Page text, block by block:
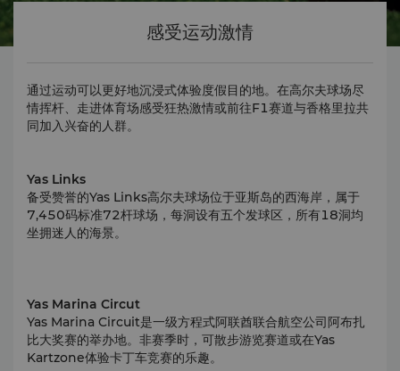
感受运动激情
通过运动可以更好地沉浸式体验度假目的地。在高尔夫球场尽
情挥杆、走进体育场感受狂热激情或前往F1赛道与香格里拉共
同加入兴奋的人群。
Yas Links
备受赞誉的Yas Links高尔夫球场位于亚斯岛的西海岸，属于
7,450码标准72杆球场，每洞设有五个发球区，所有18洞均
坐拥迷人的海景。
Yas Marina Circut
Yas Marina Circuit是一级方程式阿联酋联合航空公司阿布扎
比大奖赛的举办地。非赛季时，可散步游览赛道或在Yas
Kartzone体验卡丁车竞赛的乐趣。